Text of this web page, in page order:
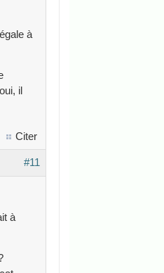
à
il
Citer
#11
à